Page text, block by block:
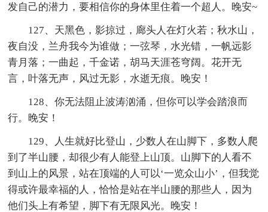
发自己的潜力，要相信你的身体里住着一个超人。晚安~
127、天黑色，影掠过，廊头人在灯火若；秋水山，
夜自没，兰舟我今为谁做；一弦琴，水光错，一帆远影
青月落；一曲起，千金诺，胡马天涯苍穹阔。花开无
言，叶落无声，风过无影，水逝无痕。晚安！
128、你无法阻止波涛汹涌，但你可以学会踏浪而
行。晚安！
129、人生就好比登山，少数人在山脚下，多数人爬
到了半山腰，却很少有人能登上山顶。山脚下的人看不
到山上的风景，站在顶端的人可以‘一览众山小’，但我觉
得或许最幸福的人，恰恰是站在半山腰的那些人，因为
他们头上有希望，脚下有无限风光。晚安！